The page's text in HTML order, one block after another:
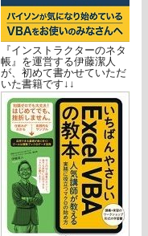
『インストラクターのネタ
帳』を運営する伊藤潔人
が、初めて書かせていただ
いた書籍です↓↓